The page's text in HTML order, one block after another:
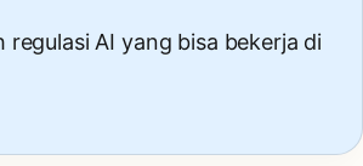
regulasi AI yang bisa bekerja di